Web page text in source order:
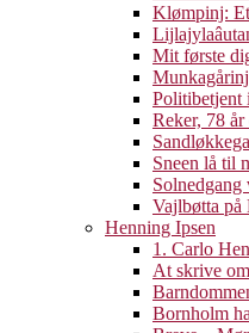
Klømpinj:
Mit første
Politibetjent
Reker, 78
Sneen lå til
Vajlbøtta på
Henning Ipsen
1. Carlo
At skrive
Bornholm